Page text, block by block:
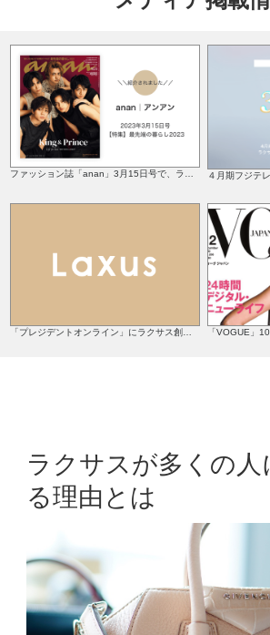
ファッション誌「anan」3月15日号で、ラクサスが紹介されました！
「プレジデントオンライン」にラクサス創業者 児玉が取材を受けた記事されました！ 「VOGUE」
ラクサスが多くの人
る理由とは